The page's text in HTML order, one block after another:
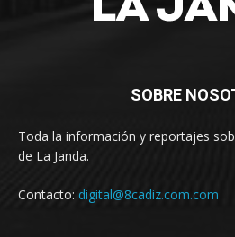
SOBRE
Toda la información y reportajes
de La Janda.
Contacto: digital@8cadiz.com.com